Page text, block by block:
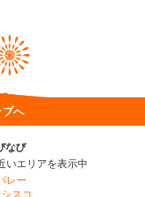
プへ
なび
いエリアを表示中
レー
スコ